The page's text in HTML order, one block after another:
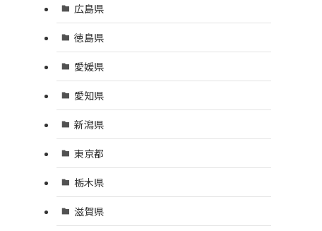
広島県
徳島県
愛媛県
愛知県
新潟県
東京都
栃木県
滋賀県